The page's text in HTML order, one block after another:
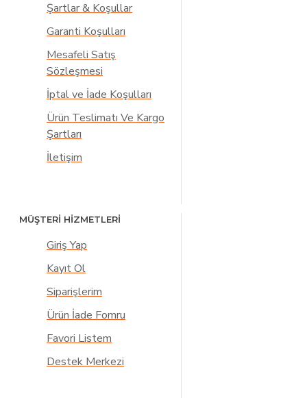
Şartlar & Koşullar
Garanti Koşulları
Mesafeli Satış
Sözleşmesi
İptal ve İade Koşulları
Ürün Teslimatı Ve Kargo
Şartları
İletişim
MÜŞTERİ HİZMETLERİ
Giriş Yap
Kayıt Ol
Siparişlerim
Ürün İade Fomru
Favori Listem
Destek Merkezi